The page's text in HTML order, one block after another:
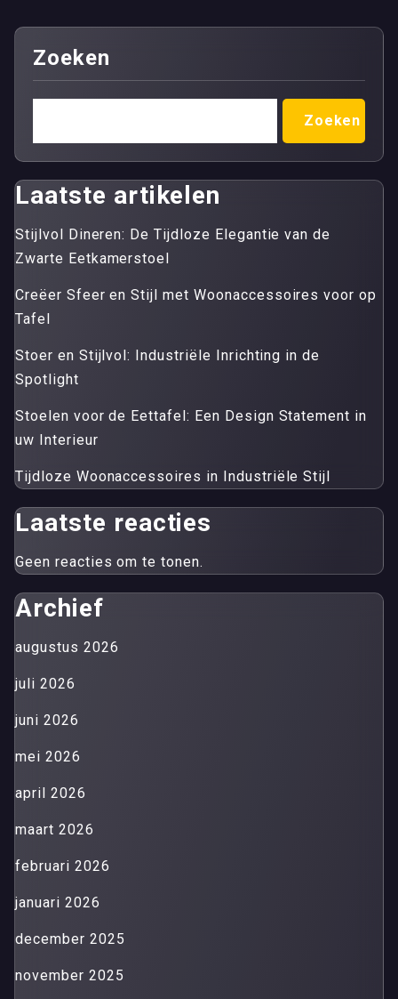
Zoeken
Zoeken
Laatste artikelen
Stijlvol Dineren: De Tijdloze Elegantie van de
Zwarte Eetkamerstoel
Creëer Sfeer en Stijl met Woonaccessoires voor op
Tafel
Stoer en Stijlvol: Industriële Inrichting in de
Spotlight
Stoelen voor de Eettafel: Een Design Statement in
uw Interieur
Tijdloze Woonaccessoires in Industriële Stijl
Laatste reacties
Geen reacties om te tonen.
Archief
augustus 2026
juli 2026
juni 2026
mei 2026
april 2026
maart 2026
februari 2026
januari 2026
december 2025
november 2025